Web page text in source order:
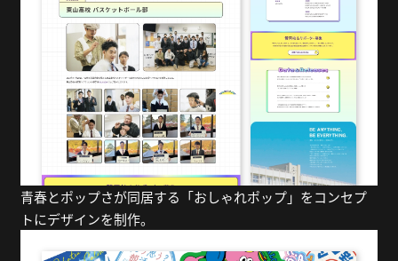
青春とポップさが同居する「おしゃれポップ」をコンセプ
トにデザインを制作。